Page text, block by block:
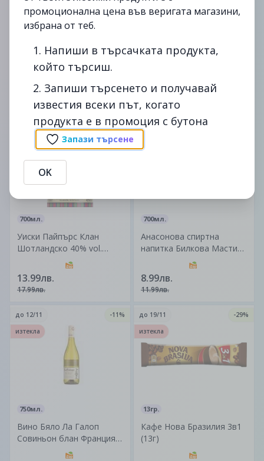
750мл.
Вино Бяло Motivi
Совиньон блан Молдова
(750мл)
5.99лв.
Бира Амстел Премиум
Пилс (PET 1л)
1.99лв.
700мл.
Уиски Пайпърс Клан
Шотландско 40% vol.
13.99лв.
17.99лв.
13/08
-22%
700мл.
Анасонова спиртна
напитка Билкова Мастика
47% vol. (700мл)
8.99лв.
11.99лв.
до29/10
750мл.
Вино Бяло Ла Галоп
Совиньон блан Франция
до 12/11
-11%
изтекла
13гр.
Кафе Нова Бразилия 3в1
(13г)
до 19/11
-29%
изтекла
промоционална цена във веригата магазини,
избрана от теб.
1. Напиши в търсачката продукта,
който търсиш.
2. Запиши търсенето и получавай
известия всеки път, когато
продукта е в промоция с бутона
Запази търсене
OK